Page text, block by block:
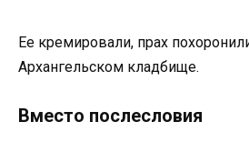
Ее кремировали, прах
Архангельском кладбище.
Вместо послесловия